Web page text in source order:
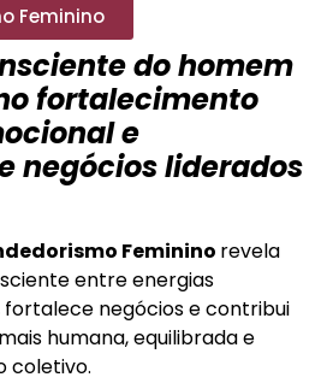
Feminino
do homem
fortalecimento
e
negócios liderados
Feminino revela
entre energias
negócios e contribui
humana, equilibrada e
coletivo.